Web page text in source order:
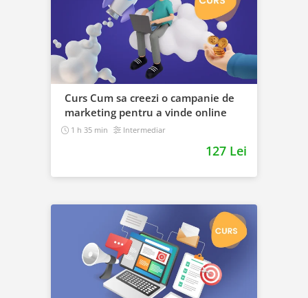
Curs Cum sa creezi o campanie de
marketing pentru a vinde online
1 h 35 min Intermediar
127 Lei